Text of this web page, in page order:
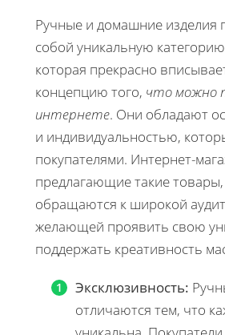
Ручные и домашние изделия
собой уникальную
которая прекрасно
концепцию того, что можно
интернете. Они обладают
и индивидуальностью,
покупателями. Интернет-
предлагающие такие
обращаются к широкой
желающей проявить свою
поддержать креативность
Эксклюзивность:
отличаются тем, что